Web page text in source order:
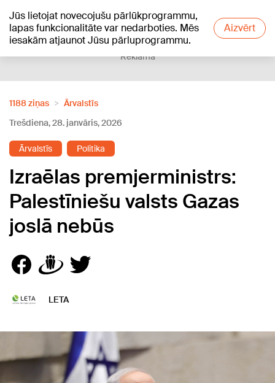
Jūs lietojat novecojušu pārlūkprogrammu,
lapas funkcionalitāte var nedarboties. Mēs
iesakām atjaunot Jūsu pārluprogrammu.
Aizvērt
+10°C
Reklāma
1188 ziņas
Ārvalstīs
Trešdiena, 28. janvāris, 2026
Ārvalstīs Politika
Izraēlas premjerministrs:
Palestīniešu valsts Gazas
joslā nebūs
LETA